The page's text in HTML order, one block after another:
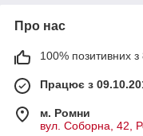
Про нас
100% позитивних з
Працює з
м. Ромни
вул. Соборна, 42,